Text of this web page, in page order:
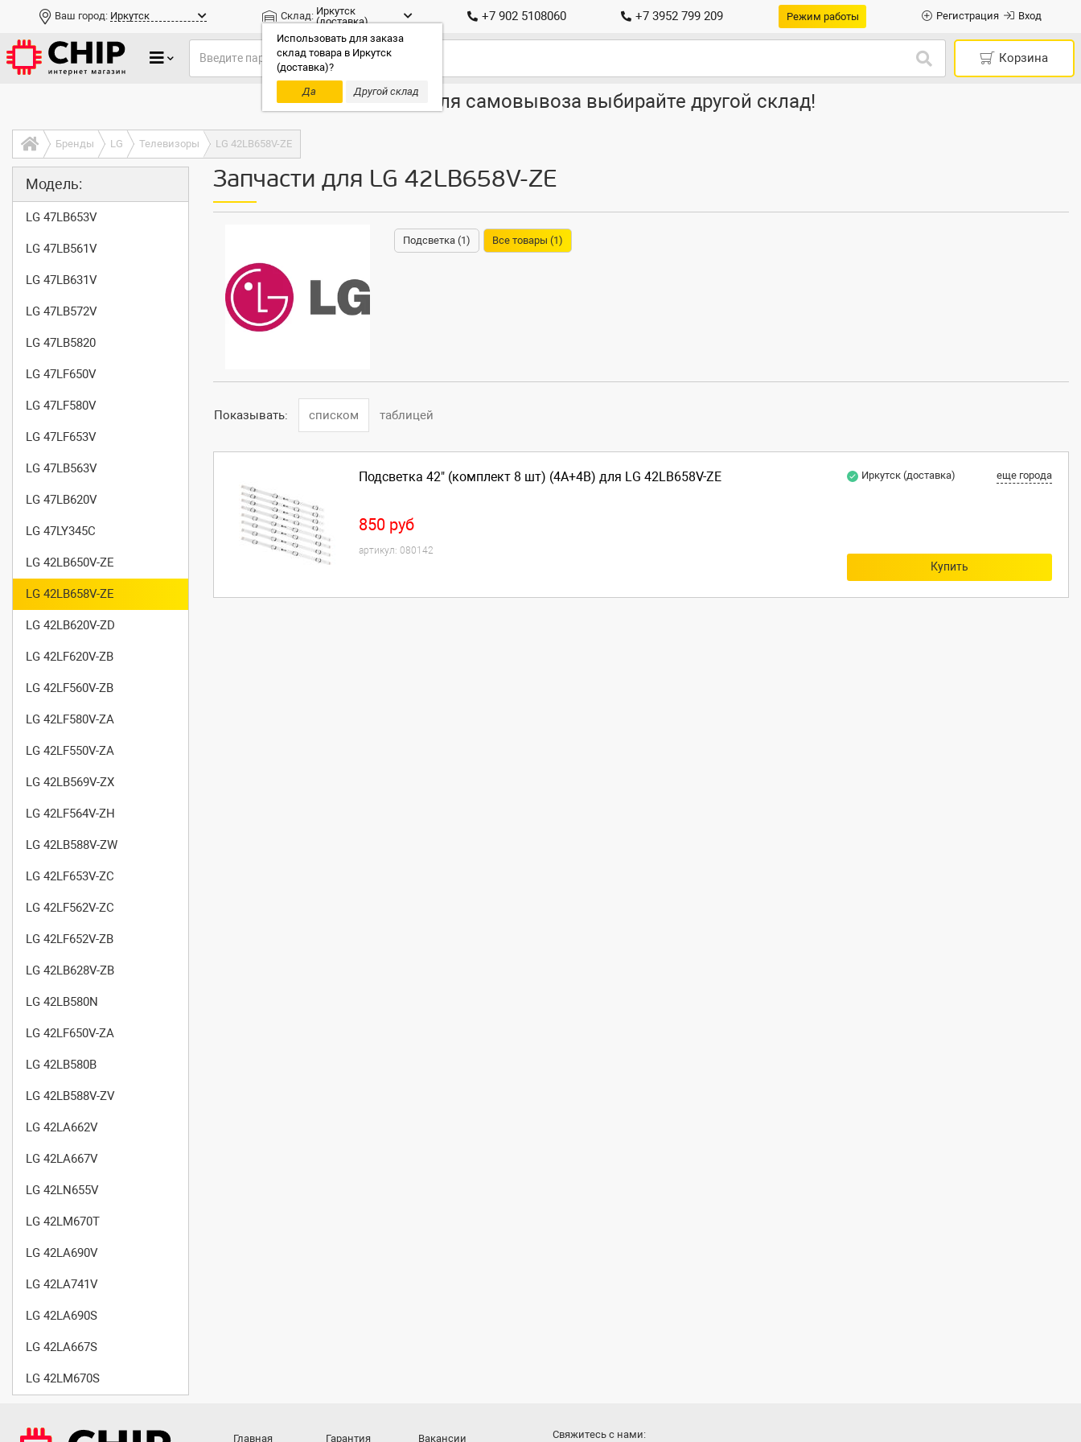
Ваш город: Иркутск Склад: Иркутск
(доставка)
Использовать для заказа
склад товара в Иркутск
(доставка)?
Да
Другой склад
+7 902 5108060 +7 3952 799 209 Режим работы Регистрация Вход
Корзина
Только доставка, для самовывоза выбирайте другой склад!
Бренды LG Телевизоры LG 42LB658V-ZE
Модель:
LG 47LB653V
LG 47LB561V
LG 47LB631V
LG 47LB572V
LG 47LB5820
LG 47LF650V
LG 47LF580V
LG 47LF653V
LG 47LB563V
LG 47LB620V
LG 47LY345C
LG 42LB650V-ZE
LG 42LB658V-ZE
LG 42LB620V-ZD
LG 42LF620V-ZB
LG 42LF560V-ZB
LG 42LF580V-ZA
LG 42LF550V-ZA
LG 42LB569V-ZX
LG 42LF564V-ZH
LG 42LB588V-ZW
LG 42LF653V-ZC
LG 42LF562V-ZC
LG 42LF652V-ZB
LG 42LB628V-ZB
LG 42LB580N
LG 42LF650V-ZA
LG 42LB580B
LG 42LB588V-ZV
LG 42LA662V
LG 42LA667V
LG 42LN655V
LG 42LM670T
LG 42LA690V
LG 42LA741V
LG 42LA690S
LG 42LA667S
LG 42LM670S
Запчасти для LG 42LB658V-ZE
Подсветка (1) Все товары (1)
Показывать: списком таблицей
Подсветка 42" (комплект 8 шт) (4A+4B) для LG 42LB658V-ZE
850 руб
артикул: 080142
Иркутск (доставка) еще города
Купить
Главная Гарантия Вакансии Cвяжитесь с нами: